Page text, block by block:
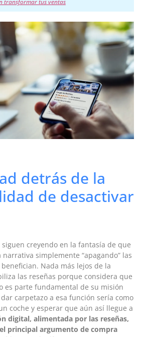
detrás de la
de desactivar
creyendo en la fantasía de que
simplemente “apagando” las
Nada más lejos de la
las reseñas porque considera que
es parte fundamental de su misión
carpetazo a esa función sería como
coche y esperar que aún así llegue a
digital, alimentada por las reseñas,
principal argumento de compra